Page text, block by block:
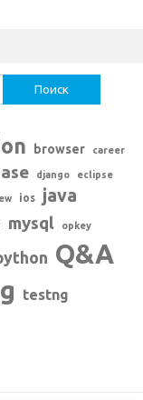
browser career
django eclipse
ios java
mysql opkey
Q&A
testng